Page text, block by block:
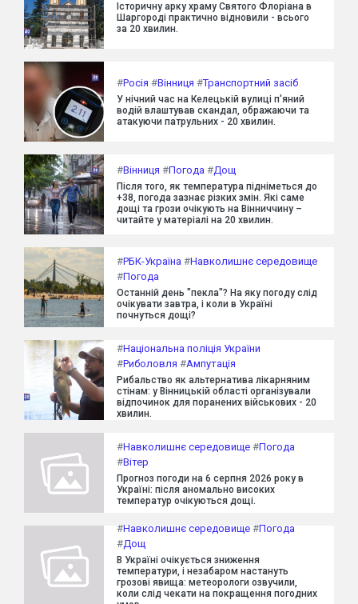
Історичну арку храму Святого Флоріана в
Шаргороді практично відновили - всього
за 20 хвилин.
#Росія #Вінниця #Транспортний засіб
У нічний час на Келецькій вулиці п'яний
водій влаштував скандал, ображаючи та
атакуючи патрульних - 20 хвилин.
#Вінниця #Погода #Дощ
Після того, як температура підніметься до
+38, погода зазнає різких змін. Які саме
дощі та грози очікують на Вінниччину –
читайте у матеріалі на 20 хвилин.
#РБК-Україна #Навколишнє середовище
#Погода
Останній день "пекла"? На яку погоду слід
очікувати завтра, і коли в Україні
почнуться дощі?
#Національна поліція України
#Риболовля #Ампутація
Рибальство як альтернатива лікарняним
стінам: у Вінницькій області організували
відпочинок для поранених військових - 20
хвилин.
#Навколишнє середовище #Погода
#Вітер
Прогноз погоди на 6 серпня 2026 року в
Україні: після аномально високих
температур очікуються дощі.
#Навколишнє середовище #Погода
#Дощ
В Україні очікується зниження
температури, і незабаром настануть
грозові явища: метеорологи озвучили,
коли слід чекати на покращення погодних